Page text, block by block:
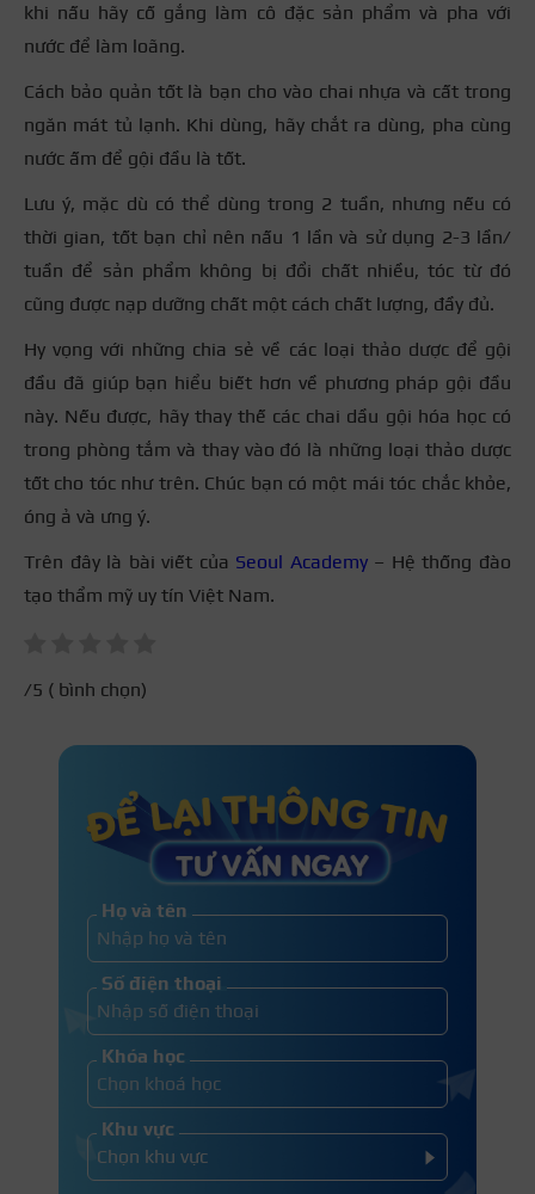
khi nấu hãy cố gắng làm cô đặc sản phẩm và pha với
nước để làm loãng.
Cách bảo quản tốt là bạn cho vào chai nhựa và cất trong
ngăn mát tủ lạnh. Khi dùng, hãy chắt ra dùng, pha cùng
nước ấm để gội đầu là tốt.
Lưu ý, mặc dù có thể dùng trong 2 tuần, nhưng nếu có
thời gian, tốt bạn chỉ nên nấu 1 lần và sử dụng 2-3 lần/
tuần để sản phẩm không bị đổi chất nhiều, tóc từ đó
cũng được nạp dưỡng chất một cách chất lượng, đầy đủ.
Hy vọng với những chia sẻ về các loại thảo dược để gội
đầu đã giúp bạn hiểu biết hơn về phương pháp gội đầu
này. Nếu được, hãy thay thế các chai dầu gội hóa học có
trong phòng tắm và thay vào đó là những loại thảo dược
tốt cho tóc như trên. Chúc bạn có một mái tóc chắc khỏe,
óng ả và ưng ý.
Trên đây là bài viết của Seoul Academy– Hệ thống đào
tạo thẩm mỹ uy tín Việt Nam.
/5 ( bình chọn)
Họ và tên
Số điện thoại
Khóa học
Khu vực